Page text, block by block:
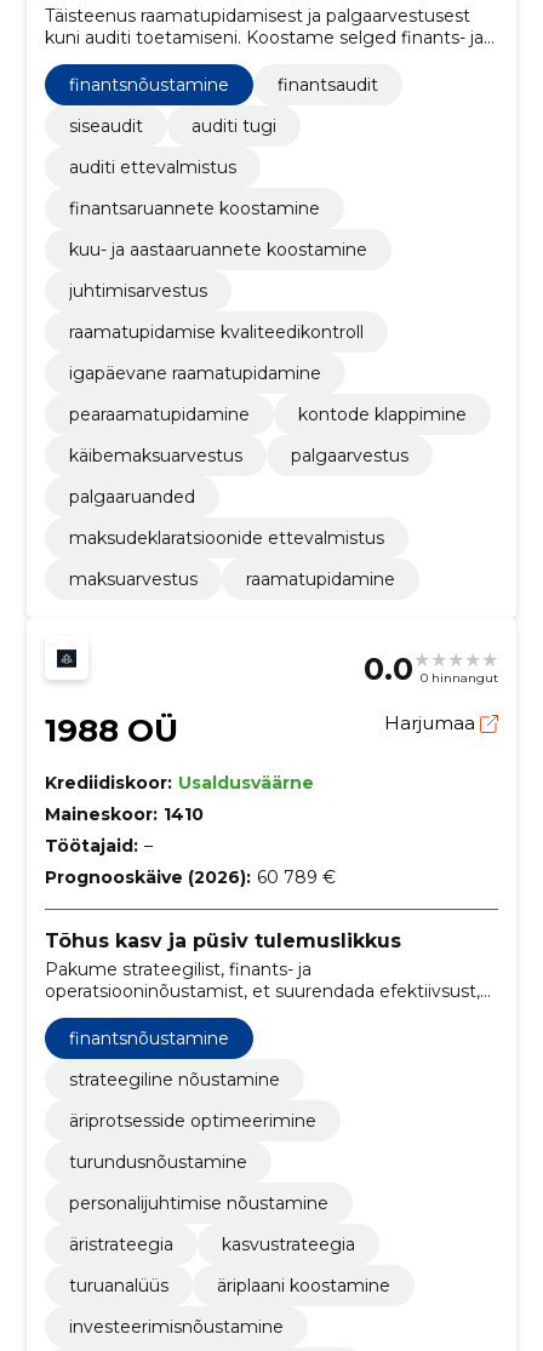
Täisteenus raamatupidamisest ja palgaarvestusest
kuni auditi toetamiseni. Koostame selged finants- ja
aitavad juhtidel õigeid otsuseid teha.
finantsnõustamine
finantsaudit
siseaudit
auditi tugi
auditi ettevalmistus
finantsaruannete koostamine
kuu- ja aastaaruannete koostamine
juhtimisarvestus
raamatupidamise kvaliteedikontroll
igapäevane raamatupidamine
pearaamatupidamine
kontode klappimine
käibemaksuarvestus
palgaarvestus
palgaaruanded
maksudeklaratsioonide ettevalmistus
maksuarvestus
raamatupidamine
0.0 0 hinnangut
1988 OÜ Harjumaa
Krediidiskoor: Usaldusväärne
Maineskoor: 1410
Töötajaid: –
Prognooskäive (2026): 60 789 €
Tõhus kasv ja püsiv tulemuslikkus
Pakume strateegilist, finants- ja
operatsiooninõustamist, et suurendada efektiivsust,
kiirendada kasvu ja kasvatada ettevõtte väärtust.
Koondame analüüsi ning praktilise elluviimise.
finantsnõustamine
strateegiline nõustamine
äriprotsesside optimeerimine
turundusnõustamine
personalijuhtimise nõustamine
äristrateegia
kasvustrateegia
turuanalüüs
äriplaani koostamine
investeerimisnõustamine